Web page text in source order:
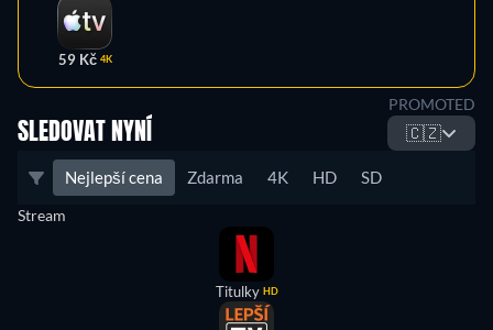
59 Kč 4K
PROMOTED
SLEDOVAT NYNÍ 🇨🇿
Nejlepší cena Zdarma 4K HD SD
Stream
Titulky HD